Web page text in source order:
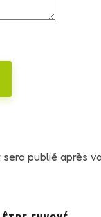
publié après